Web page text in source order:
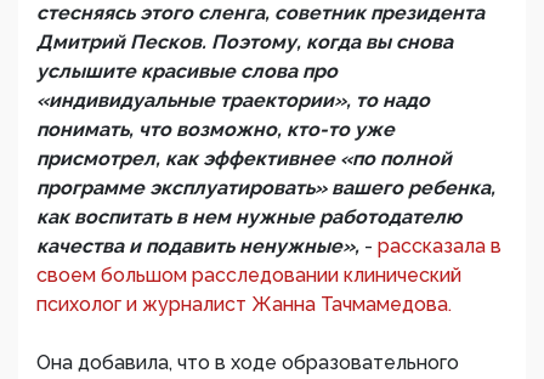
стесняясь этого сленга, советник президента
Дмитрий Песков. Поэтому, когда вы снова
услышите красивые слова про
«индивидуальные траектории», то надо
понимать, что возможно, кто-то уже
присмотрел, как эффективнее «по полной
программе эксплуатировать» вашего ребенка,
как воспитать в нем нужные работодателю
качества и подавить ненужные», - рассказала в
своем большом расследовании клинический
психолог и журналист Жанна Тачмамедова.
Она добавила, что в ходе образовательного